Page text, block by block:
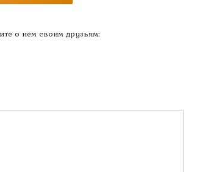
о нем своим друзьям: